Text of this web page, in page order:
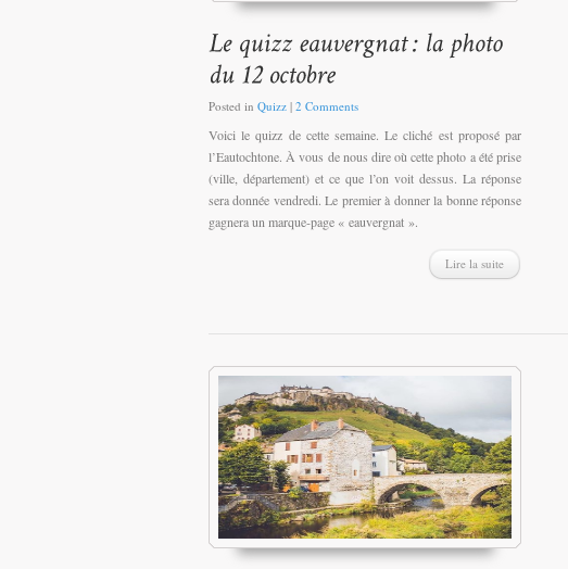
Posted in Quizz | 2 Comments
Voici le quizz de cette semaine. Le cliché est proposé par
l’Eautochtone. À vous de nous dire où cette photo a été prise
(ville, département) et ce que l’on voit dessus. La réponse
sera donnée vendredi. Le premier à donner la bonne réponse
gagnera un marque-page « eauvergnat ».
Lire la suite